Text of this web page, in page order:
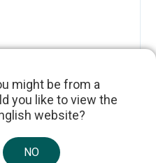
might be from a
you like to view the
website?
NO